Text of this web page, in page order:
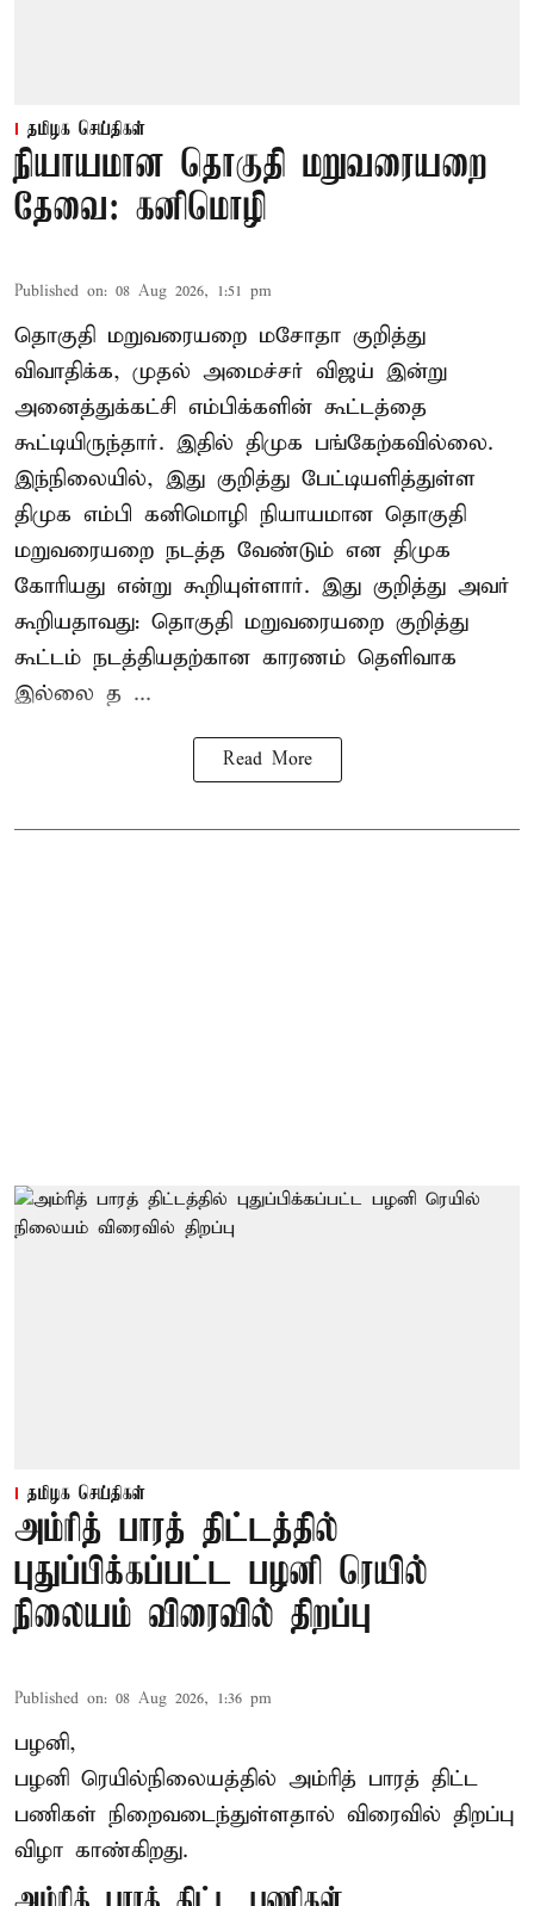
தமிழக செய்திகள்
நியாயமான தொகுதி மறுவரையறை
தேவை: கனிமொழி
Published on: 08 Aug 2026, 1:51 pm
தொகுதி மறுவரையறை மசோதா குறித்து
விவாதிக்க, முதல் அமைச்சர் விஜய் இன்று
அனைத்துக்கட்சி எம்பிக்களின் கூட்டத்தை
கூட்டியிருந்தார். இதில் திமுக பங்கேற்கவில்லை.
இந்நிலையில், இது குறித்து பேட்டியளித்துள்ள
திமுக எம்பி கனிமொழி நியாயமான தொகுதி
மறுவரையறை நடத்த வேண்டும் என திமுக
கோரியது என்று கூறியுள்ளார். இது குறித்து அவர்
கூறியதாவது: தொகுதி மறுவரையறை குறித்து
கூட்டம் நடத்தியதற்கான காரணம் தெளிவாக
இல்லை த ...
Read More
தமிழக செய்திகள்
அம்ரித் பாரத் திட்டத்தில்
புதுப்பிக்கப்பட்ட பழனி ரெயில்
நிலையம் விரைவில் திறப்பு
Published on: 08 Aug 2026, 1:36 pm
பழனி,
பழனி ரெயில்நிலையத்தில் அம்ரித் பாரத் திட்ட
பணிகள் நிறைவடைந்துள்ளதால் விரைவில் திறப்பு
விழா காண்கிறது.